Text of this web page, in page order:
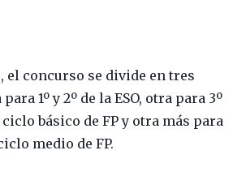
el concurso se divide en tres
1º y 2º de la ESO, otra para 3º
ciclo básico de FP y otra más para
medio de FP.